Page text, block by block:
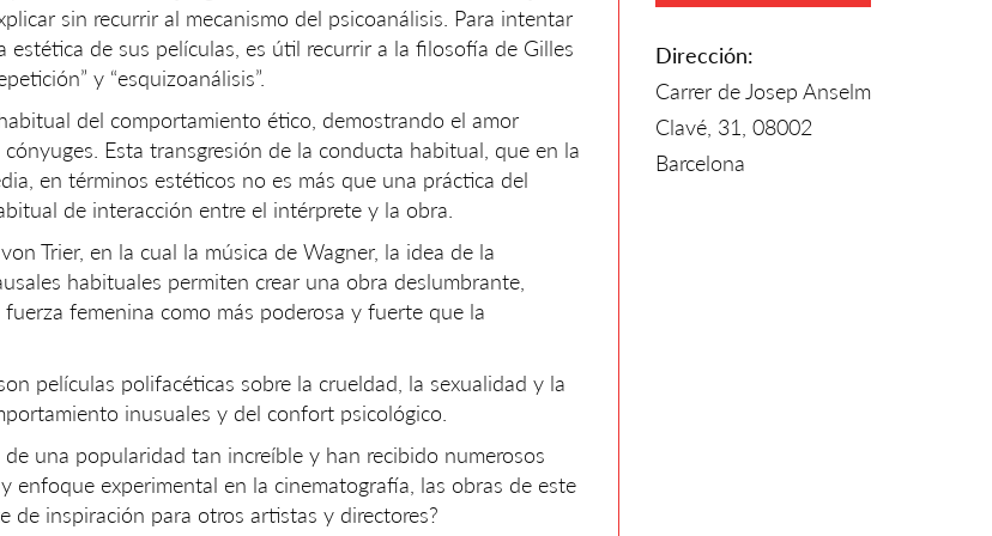
sin recurrir al mecanismo del psicoanálisis. Para intentar
de sus películas, es útil recurrir a la filosofía de Gilles
y “esquizoanálisis”.
del comportamiento ético, demostrando el amor
Esta transgresión de la conducta habitual, que en la
en términos estéticos no es más que una práctica del
de interacción entre el intérprete y la obra.
Trier, en la cual la música de Wagner, la idea de la
habituales permiten crear una obra deslumbrante,
femenina como más poderosa y fuerte que la
películas polifacéticas sobre la crueldad, la sexualidad y la
inusuales y del confort psicológico.
una popularidad tan increíble y han recibido numerosos
enfoque experimental en la cinematografía, las obras de este
de inspiración para otros artistas y directores?
Dirección:
Carrer de Josep Anselm
Clavé, 31, 08002
Barcelona